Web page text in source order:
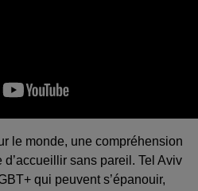
le monde, une compréhension
sans pareil. Tel Aviv
qui peuvent s’épanouir,